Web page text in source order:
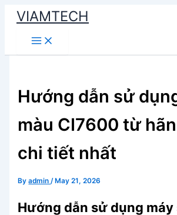
Skip
content
VIAMTECH
Main
Menu
Hướng dẫn sử
màu CI7600 từ
chi tiết nhất
Byadmin/ May 21, 2026
Hướng dẫn sử dụng máy